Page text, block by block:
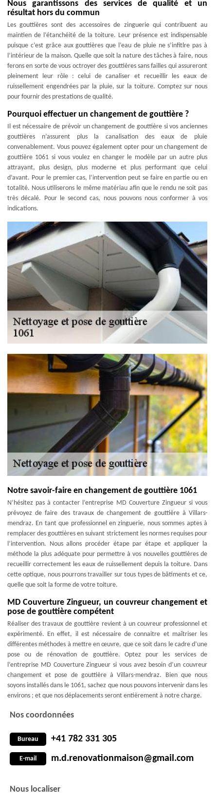
Nous garantissons des services de qualité et un
résultat hors du commun
Les gouttières sont des accessoires de zinguerie qui contribuent au
maintien de l’étanchéité de la toiture. Leur présence est indispensable
puisque c’est grâce aux gouttières que l’eau de pluie ne s’infitlre pas à
l’intérieur de la maison. Quelle que soit la nature des tâches à faire, nous
ferons en sorte de vous octroyer des gouttières sans failles qui assureront
pleinement leur rôle : celui de canaliser et recueillir les eaux de
ruissellement engendrées par la pluie, sur la toiture. Comptez sur nous
pour fournir des prestations de qualité.
Pourquoi effectuer un changement de gouttière ?
Il est nécessaire de prévoir un changement de gouttière si vos anciennes
gouttières n’assurent plus la canalisation des eaux de pluie
convenablement. Vous pouvez également opter pour un changement de
gouttière 1061 si vous voulez en changer le modèle par un autre plus
attrayant, plus design, plus moderne et plus performant que celui
d’avant. Pour le premier cas, l’intervention peut se faire en partie ou en
totalité. Nous utiliserons le même matériau afin que le rendu ne soit pas
très décalé. Pour le second cas, nous pouvons nous conformer à vos
indications.
Notre savoir-faire en changement de gouttière 1061
N’hésitez pas à contacter l’entreprise MD Couverture Zingueur si vous
prévoyez de faire des travaux de changement de gouttière à Villars-
mendraz. En tant que professionnel en zinguerie, nous sommes aptes à
remplacer des gouttières en suivant strictement les normes requises pour
l’intervention. Nous allons procéder étape par étape et appliquer la
méthode la plus adéquate pour permettre à vos nouvelles gouttières de
recueillir correctement les eaux de ruissellement depuis la toiture. Dans
cette optique, nous pourrons travailler sur tous types de bâtiments et ce,
quelle que soit la forme de votre toiture.
MD Couverture Zingueur, un couvreur changement et
pose de gouttière compétent
Réaliser des travaux de gouttière revient à un couvreur professionnel et
expérimenté. En effet, il est nécessaire de connaitre et maîtriser les
différentes méthodes à mettre en œuvre, que ce soit dans le cadre d’une
pose ou de rénovation de gouttière. Optez pour les services de
l’entreprise MD Couverture Zingueur si vous avez besoin d’un couvreur
changement et pose de gouttière à Villars-mendraz. Bien que nous
soyons installés dans le 1061, sachez que nous pouvons intervenir dans les
environs ; et que nos déplacements seront entièrement à notre charge.
Nos coordonnées
Bureau +41 782 331 305
E-mail m.d.renovationmaison@gmail.com
Nous localiser